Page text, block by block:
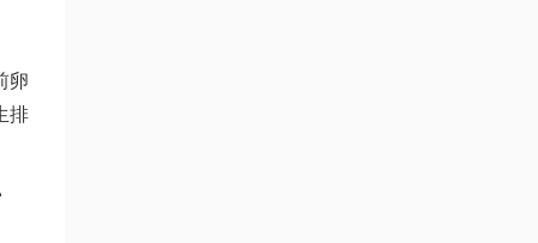
卵
排